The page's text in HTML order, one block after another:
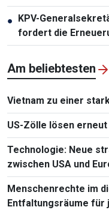
● KPV-
fordert die
Am beliebtesten
Vietnam zu einer
US-Zölle lösen erneut
Technologie: Neue
zwischen USA und
Menschenrechte im
Entfaltungsräume für